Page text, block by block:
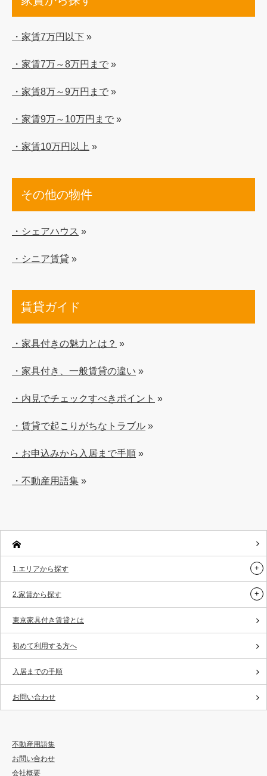
・家賃7万円以下 »
・家賃7万～8万円まで »
・家賃8万～9万円まで »
・家賃9万～10万円まで »
・家賃10万円以上 »
その他の物件
・シェアハウス »
・シニア賃貸 »
賃貸ガイド
・家具付きの魅力とは？ »
・家具付き、一般賃貸の違い »
・内見でチェックすべきポイント »
・賃貸で起こりがちなトラブル »
・お申込みから入居まで手順 »
・不動産用語集 »
1.エリアから探す
2.家賃から探す
東京家具付き賃貸とは
初めて利用する方へ
入居までの手順
お問い合わせ
不動産用語集
お問い合わせ
会社概要